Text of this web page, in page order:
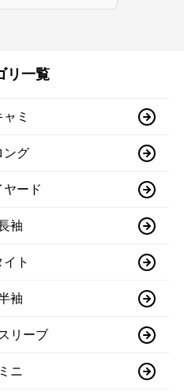
リ一覧
ャミ
ング
ヤード
袖
イト
袖
リーブ
ミニ